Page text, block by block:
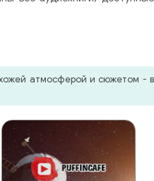
атмосферой и сюжетом